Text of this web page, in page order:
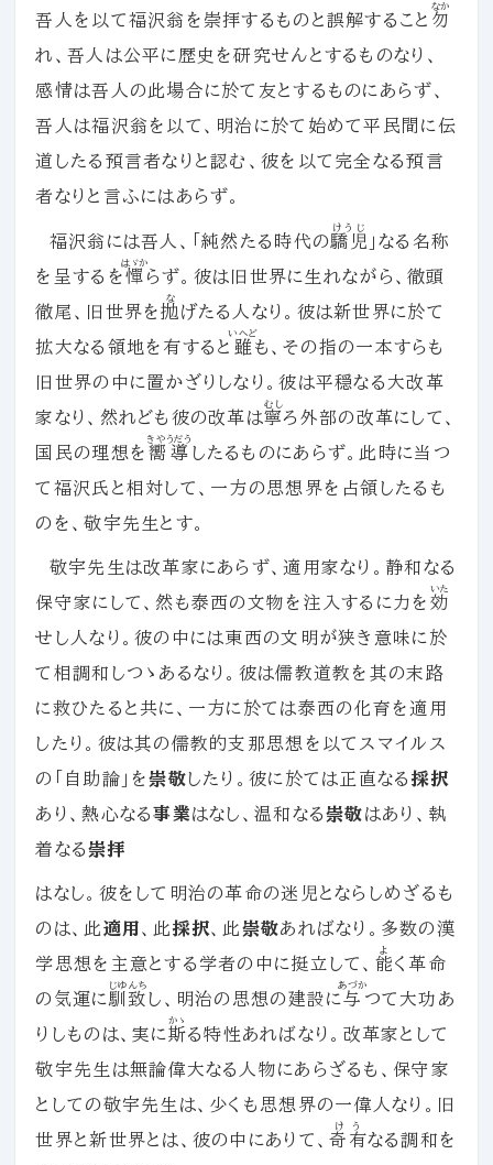
吾人を以て福沢翁を崇拝するものと誤解すること 勿
なか
れ、吾人は公平に歴史を研究せんとするものなり、
感情は吾人の此場合に於て友とするものにあらず、
吾人は福沢翁を以て、明治に於て始めて平民間に伝
道したる預言者なりと認む、彼を以て完全なる預言
者なりと言ふにはあらず。
福沢翁には吾人、「純然たる時代の驕児
けうじ
」なる名称
を呈するを 憚
はゞか
らず。彼は旧世界に生れながら、徹頭
徹尾、旧世界を抛
な
げたる人なり。彼は新世界に於て
拡大なる領地を有すると 雖
いへど
も、その指の一本すらも
旧世界の中に置かざりしなり。彼は平穏なる大改革
家なり、然れども彼の改革は寧
むし
ろ外部の改革にして、
国民の理想を 嚮導
きやうだう
したるものにあらず。此時に当つ
て福沢氏と相対して、一方の思想界を占領したるも
のを、敬宇先生とす。
敬宇先生は改革家にあらず、適用家なり。静和なる
保守家にして、然も泰西の文物を注入するに力を 効
いた
せし人なり。彼の中には東西の文明が狭き意味に於
て相調和しつゝあるなり。彼は儒教道教を其の末路
に救ひたると共に、一方に於ては泰西の化育を適用
したり。彼は其の儒教的支那思想を以てスマイルス
の「自助論」を崇敬したり。彼に於ては正直なる 採択
あり、熱心なる事業はなし、温和なる崇敬はあり、執
着なる崇拝
はなし。彼をして明治の革命の迷児とならしめざるも
のは、此適用、此採択、此崇敬あればなり。多数の漢
学思想を主意とする学者の中に挺立して、 能
よ
く革命
の気運に馴致
じゆんち
し、明治の思想の建設に与
あづか
つて大功あ
りしものは、実に斯
かゝ
る特性あればなり。改革家として
敬宇先生は無論偉大なる人物にあらざるも、保守家
としての敬宇先生は、少くも思想界の一偉人なり。旧
世界と新世界とは、彼の中にありて、奇有
けう
なる調和を